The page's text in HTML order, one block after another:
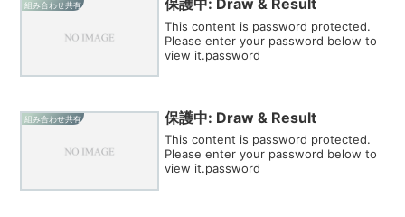
組み合わせ共有 保護中: Draw & Result
This content is password protected.
Please enter your password below to
view it.password
組み合わせ共有 保護中: Draw & Result
This content is password protected.
Please enter your password below to
view it.password